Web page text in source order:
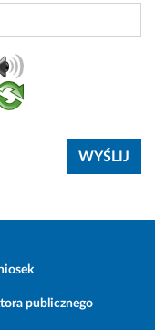
publicznego